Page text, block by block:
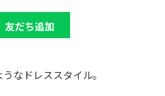
友だち追加
なドレススタイル。